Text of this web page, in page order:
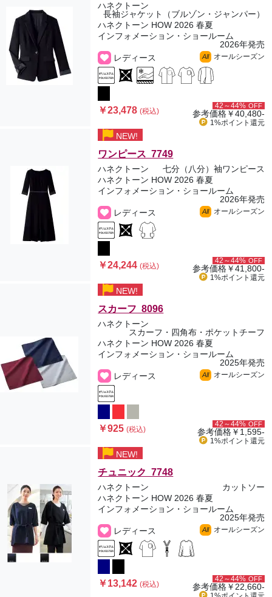
ハネクトーン
長袖ジャケット（ブルゾン・ジャンパー）
ハネクトーン HOW 2026 春夏
インフォメーション・ショールーム
2026年発売
レディース
All オールシーズン
￥23,478(税込)
42～44% OFF
参考価格￥40,480-
1%ポイント 還元
NEW!
ワンピース 7749
ハネクトーン
七分（八分）袖ワンピース
ハネクトーン HOW 2026 春夏
インフォメーション・ショールーム
2026年発売
レディース
All オールシーズン
￥24,244(税込)
42～44% OFF
参考価格￥41,800-
1%ポイント 還元
NEW!
スカーフ 8096
ハネクトーン
スカーフ・四角布・ポケットチーフ
ハネクトーン HOW 2026 春夏
インフォメーション・ショールーム
2025年発売
レディース
All オールシーズン
￥925(税込)
42～44% OFF
参考価格￥1,595-
1%ポイント 還元
NEW!
チュニック 7748
ハネクトーン
カットソー
ハネクトーン HOW 2026 春夏
インフォメーション・ショールーム
2025年発売
レディース
All オールシーズン
￥13,142(税込)
42～44% OFF
参考価格￥22,660-